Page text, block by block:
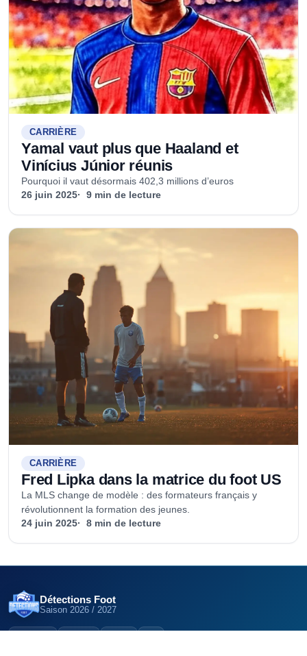
CARRIÈRE
Yamal vaut plus que Haaland et
Vinícius Júnior réunis
Pourquoi il vaut désormais 402,3 millions d’euros
26 juin 2025 9 min de lecture
CARRIÈRE
Fred Lipka dans la matrice du foot US
La MLS change de modèle : des formateurs français y
révolutionnent la formation des jeunes.
24 juin 2025 8 min de lecture
Détections Foot
Saison 2026 / 2027